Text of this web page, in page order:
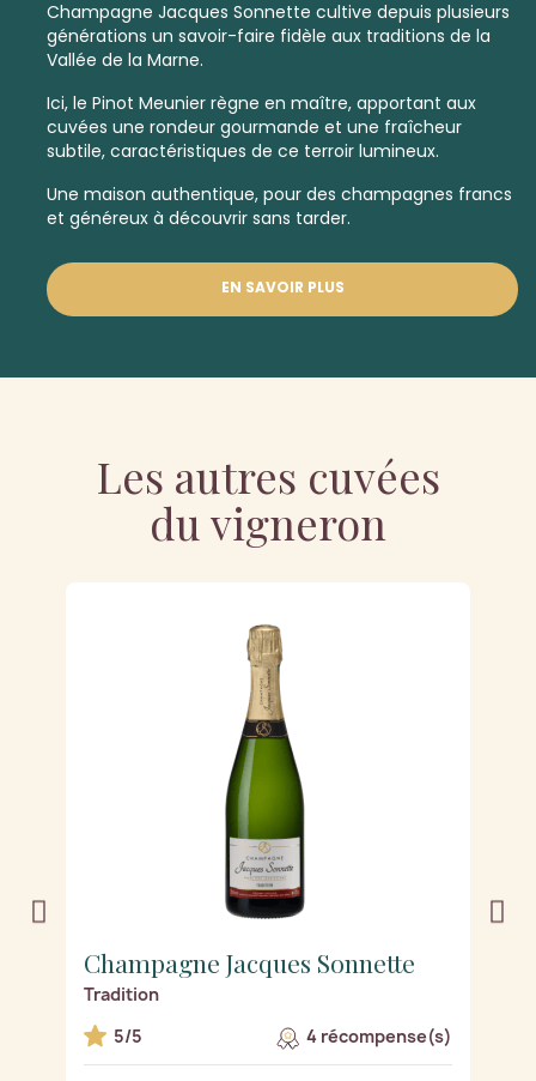
Champagne Jacques Sonnette cultive depuis plusieurs
générations un savoir-faire fidèle aux traditions de la
Vallée de la Marne.
Ici, le Pinot Meunier règne en maître, apportant aux
cuvées une rondeur gourmande et une fraîcheur
subtile, caractéristiques de ce terroir lumineux.
Une maison authentique, pour des champagnes francs
et généreux à découvrir sans tarder.
EN SAVOIR PLUS
Les autres cuvées
du vigneron
Champagne Jacques Sonnette
Tradition
5/5
4 récompense(s)